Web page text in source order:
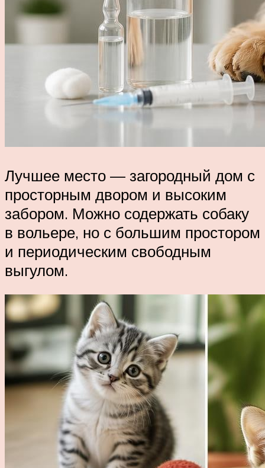
Лучшее место — загородный дом с
просторным двором и высоким
забором. Можно содержать собаку
в вольере, но с большим простором
и периодическим свободным
выгулом.